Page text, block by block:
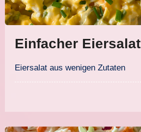
Einfacher Eiersalat
Eiersalat aus wenigen Zutaten